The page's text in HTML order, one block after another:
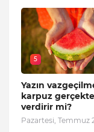
5
Yazın
karpuz
verdirir mi?
Pazartesi, Temmuz